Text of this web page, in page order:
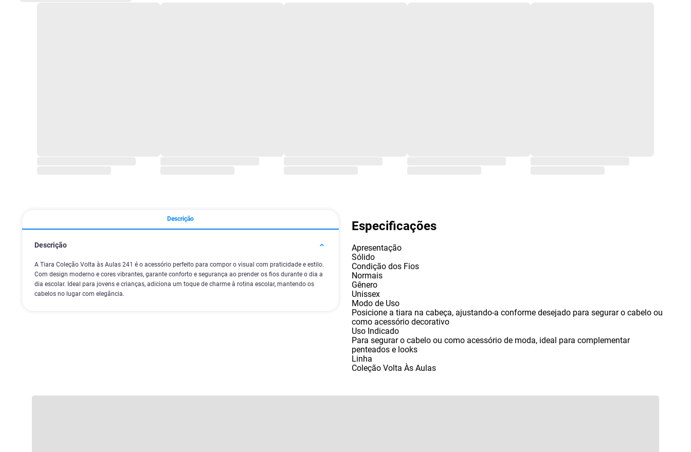
Descrição
Descrição
A Tiara Coleção Volta às Aulas 241 é o acessório perfeito para compor o visual com praticidade e estilo.
Com design moderno e cores vibrantes, garante conforto e segurança ao prender os fios durante o dia a
dia escolar. Ideal para jovens e crianças, adiciona um toque de charme à rotina escolar, mantendo os
cabelos no lugar com elegância.
Especificações
Apresentação
Sólido
Condição dos Fios
Normais
Gênero
Unissex
Modo de Uso
Posicione a tiara na cabeça, ajustando-a conforme desejado para segurar o cabelo ou
como acessório decorativo
Uso Indicado
Para segurar o cabelo ou como acessório de moda, ideal para complementar
penteados e looks
Linha
Coleção Volta Às Aulas